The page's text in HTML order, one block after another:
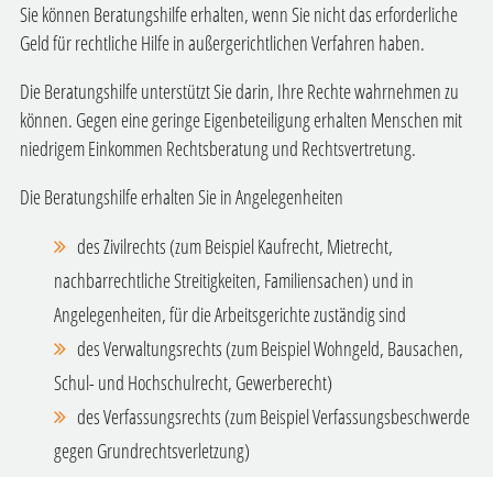
Sie können Beratungshilfe erhalten, wenn Sie nicht das erforderliche
Geld für rechtliche Hilfe in außergerichtlichen Verfahren haben.
Die Beratungshilfe unterstützt Sie darin, Ihre Rechte wahrnehmen zu
können. Gegen eine geringe Eigenbeteiligung erhalten Menschen mit
niedrigem Einkommen Rechtsberatung und Rechtsvertretung.
Die Beratungshilfe erhalten Sie in Angelegenheiten
des Zivilrechts (zum Beispiel Kaufrecht, Mietrecht,
nachbarrechtliche Streitigkeiten, Familiensachen) und in
Angelegenheiten, fürdie Arbeitsgerichtezuständig sind
des Verwaltungsrechts (zum Beispiel Wohngeld, Bausachen,
Schul- und Hochschulrecht, Gewerberecht)
des Verfassungsrechts (zum Beispiel Verfassungsbeschwerde
gegen Grundrechtsverletzung)